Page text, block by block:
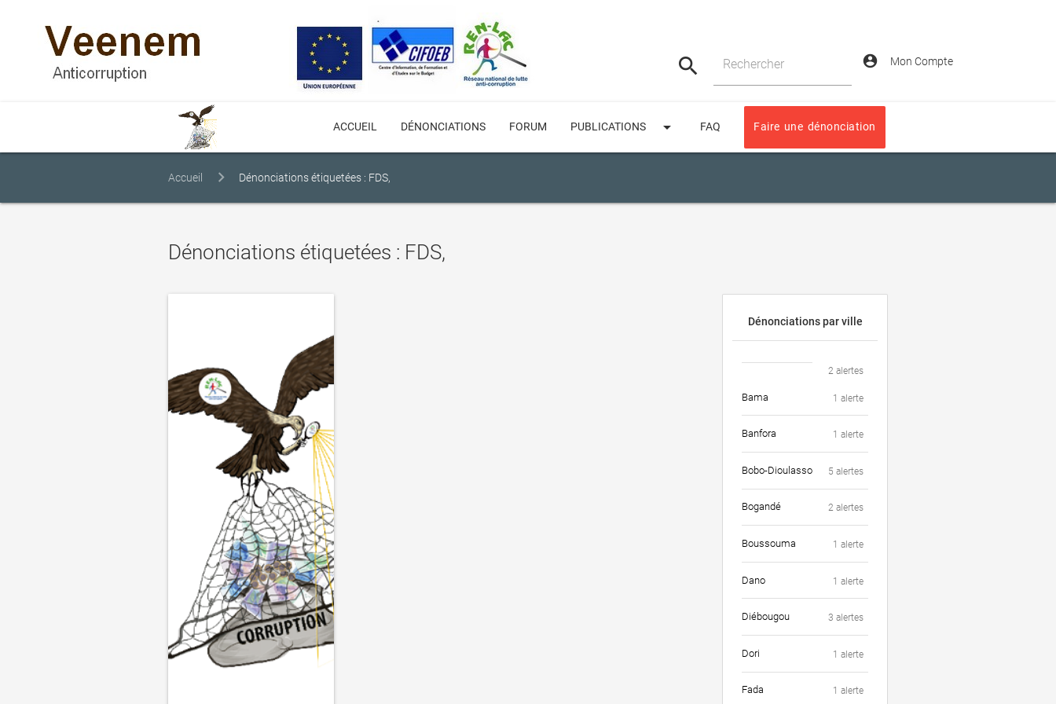
search Rechercher account_circle Mon Compte
ACCUEIL DÉNONCIATIONS FORUM PUBLICATIONS arrow_drop_down FAQ Faire une dénonciation
Accueil Dénonciations étiquetées : FDS,
Dénonciations étiquetées : FDS,
Dénonciations par ville
2 alertes
Bama 1 alerte
Banfora 1 alerte
Bobo-Dioulasso 5 alertes
Bogandé 2 alertes
Boussouma 1 alerte
Dano 1 alerte
Diébougou 3 alertes
Dori 1 alerte
Fada 1 alerte